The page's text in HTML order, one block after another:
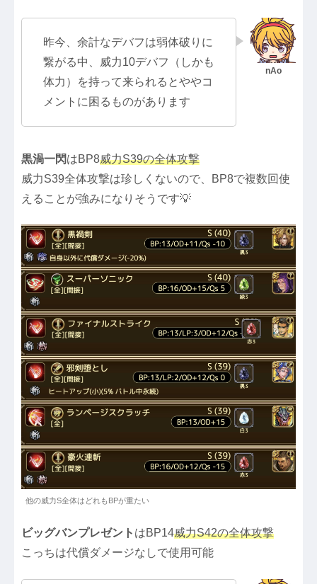
昨今、余計なデバフは弱体破りに
繋がる中、威力10デバフ（しかも
体力）を持って来られるとややコ
メントに困るものがあります
黒渦一閃はBP8威力S39の全体攻撃
威力S39全体攻撃は珍しくないので、BP8で複数回使
えることが強みになりそうです💡
他の威力S全体はどれもBPが重たい
ビッグバンプレゼント はBP14威力S42の全体攻撃
こっちは代償ダメージなしで使用可能